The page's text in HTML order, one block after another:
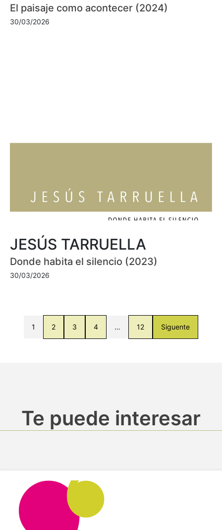
El paisaje como acontecer (2024)
30/03/2026
JESÚS TARRUELLA
Donde habita el silencio (2023)
30/03/2026
1 2 3 4 … 12 Siguente
Te puede interesar